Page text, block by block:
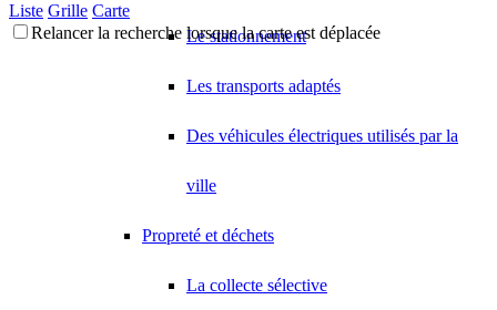
Le stationnement
Les transports adaptés
Des véhicules électriques utilisés par la
ville
Propreté et déchets
La collecte sélective
Liste Grille Carte
Relancer la recherche lorsque la carte est déplacée